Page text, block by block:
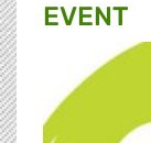
EVENT